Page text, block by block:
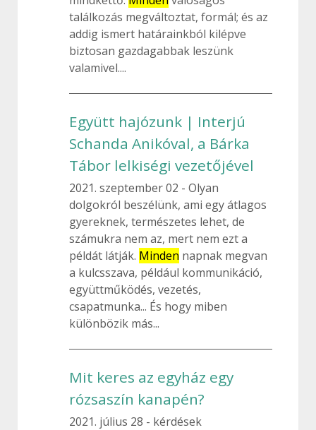
találkozás megváltoztat, formál; és az
addig ismert határainkból kilépve
biztosan gazdagabbak leszünk
valamivel....
Együtt hajózunk | Interjú
Schanda Anikóval, a Bárka
Tábor lelkiségi vezetőjével
2021. szeptember 02
Olyan
dolgokról beszélünk, ami egy átlagos
gyereknek, természetes lehet, de
számukra nem az, mert nem ezt a
példát látják. Minden napnak megvan
a kulcsszava, például kommunikáció,
együttműködés, vezetés,
csapatmunka... És hogy miben
különbözik más...
Mit keres az egyház egy
rózsaszín kanapén?
2021. július 28
kérdések